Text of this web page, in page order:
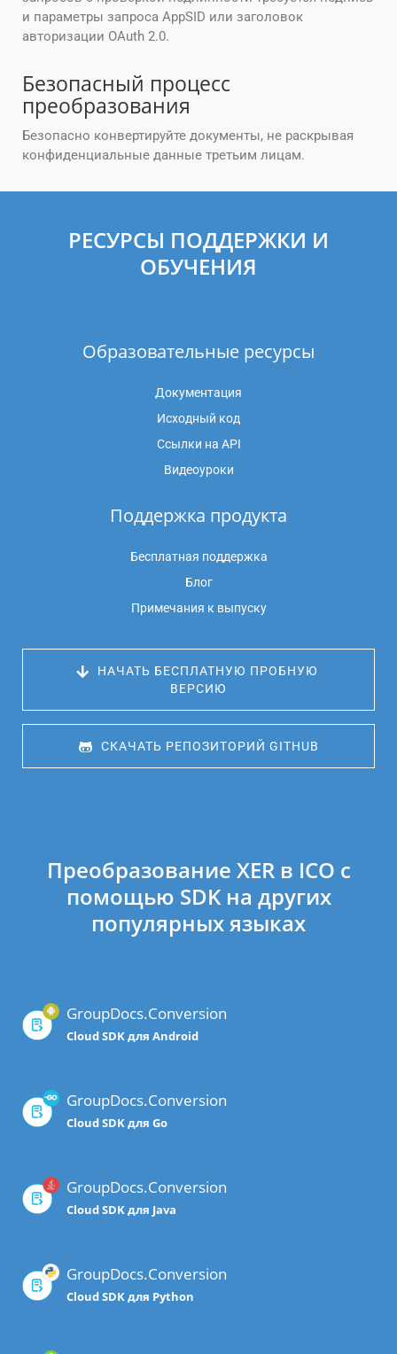
и параметры запроса AppSID или заголовок
авторизации OAuth 2.0.
Безопасный процесс
преобразования
Безопасно конвертируйте документы, не раскрывая
конфиденциальные данные третьим лицам.
РЕСУРСЫ ПОДДЕРЖКИ И
ОБУЧЕНИЯ
Образовательные ресурсы
Документация
Исходный код
Ссылки на API
Видеоуроки
Поддержка продукта
Бесплатная поддержка
Блог
Примечания к выпуску
НАЧАТЬ БЕСПЛАТНУЮ ПРОБНУЮ
ВЕРСИЮ
СКАЧАТЬ РЕПОЗИТОРИЙ GITHUB
Преобразование XER в ICO с
помощью SDK на других
популярных языках
GroupDocs.Conversion
Cloud SDK для Android
GroupDocs.Conversion
Cloud SDK для Go
GroupDocs.Conversion
Cloud SDK для Java
GroupDocs.Conversion
Cloud SDK для Python